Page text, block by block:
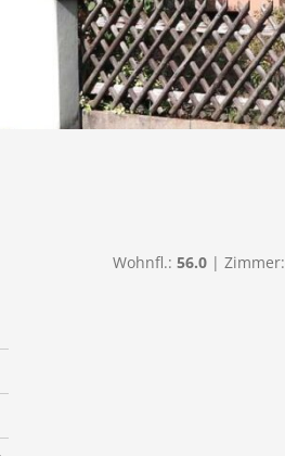
Wohnfl.: 56.0 | Zimmer: